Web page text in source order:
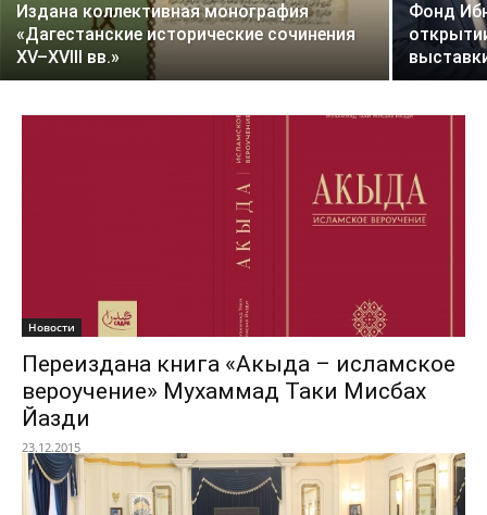
Издана коллективная монография
«Дагестанские исторические сочинения
XV–XVIII вв.»
Фонд
Новости
Переиздана книга «Акыда – исламское
вероучение» Мухаммад Таки Мисбах
Йазди
23.12.2015